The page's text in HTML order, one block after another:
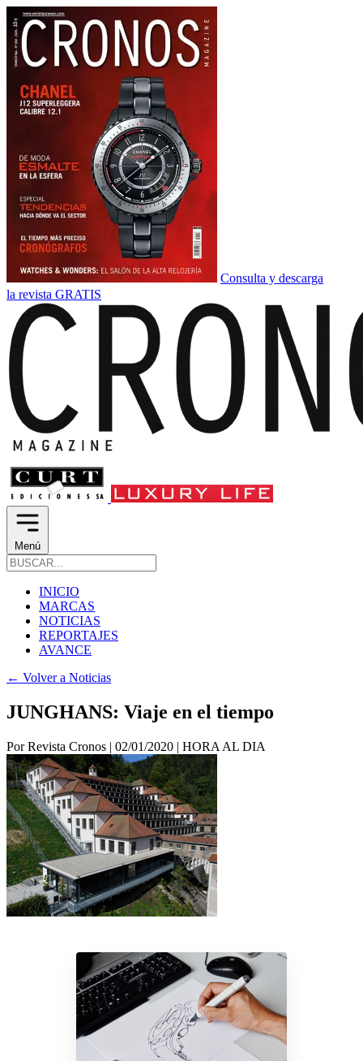
Consulta y descarga
la revista GRATIS
Menú
INICIO
MARCAS
NOTICIAS
REPORTAJES
AVANCE
← Volver a Noticias
JUNGHANS: Viaje en el tiempo
Por Revista Cronos | 02/01/2020 | HORA AL DIA